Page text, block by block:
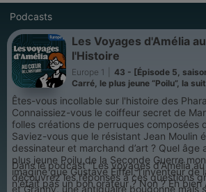
Podcasts
Les Voyages d'Amélia
l'Histoire
Europe 1
43 - [Épisode 5,
Carré, le plus jeune “Poilu”, la
Êtes-vous incollable sur l'histoire des
Connaissiez-vous le coiffeur secret de
folles créations de perruques composées
Saviez-vous que le résistant Jean Moulin
dessinateur et marchand d’art ? Quel âge
plus jeune Poilu de la Seconde Guerre
imaginé que Gustave Eiffel, l’inventeur de
n'était pas un bon orateur ? Non ? Eh
Dans le podcast "Les voyages d'Amélia
découvrez les réponses à ces questions
et Granny, une antiquaire bougonne mais